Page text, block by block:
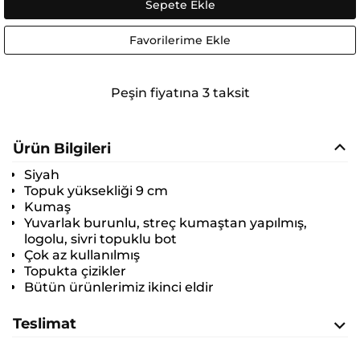
Sepete Ekle
Favorilerime Ekle
Peşin fiyatına 3 taksit
Ürün Bilgileri
Siyah
Topuk yüksekliği 9 cm
Kumaş
Yuvarlak burunlu, streç kumaştan yapılmış,
logolu, sivri topuklu bot
Çok az kullanılmış
Topukta çizikler
Bütün ürünlerimiz ikinci eldir
Teslimat